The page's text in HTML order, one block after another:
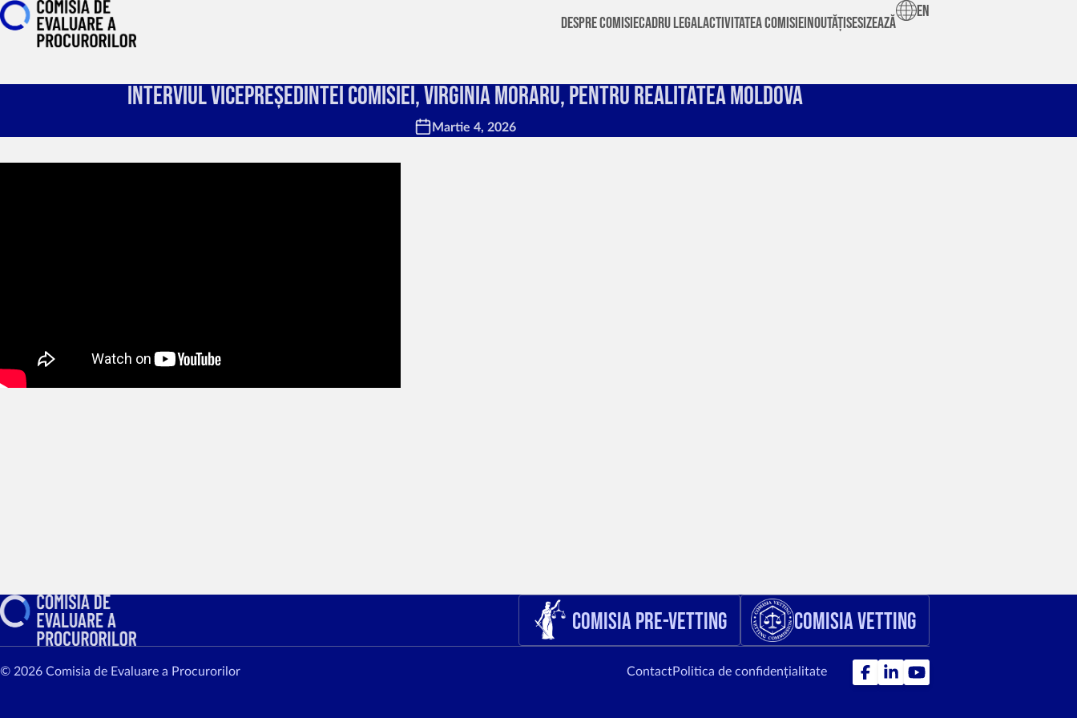
Despre ComisieCadru LegalActivitatea ComisieiNoutățiSesizează
en
Interviul vicepreședintei Comisiei, Virginia Moraru, pentru Realitatea Moldova
Martie 4, 2026
Comisia Pre-Vetting Comisia Vetting
© 2026 Comisia de Evaluare a Procurorilor ContactPolitica de confidențialitate